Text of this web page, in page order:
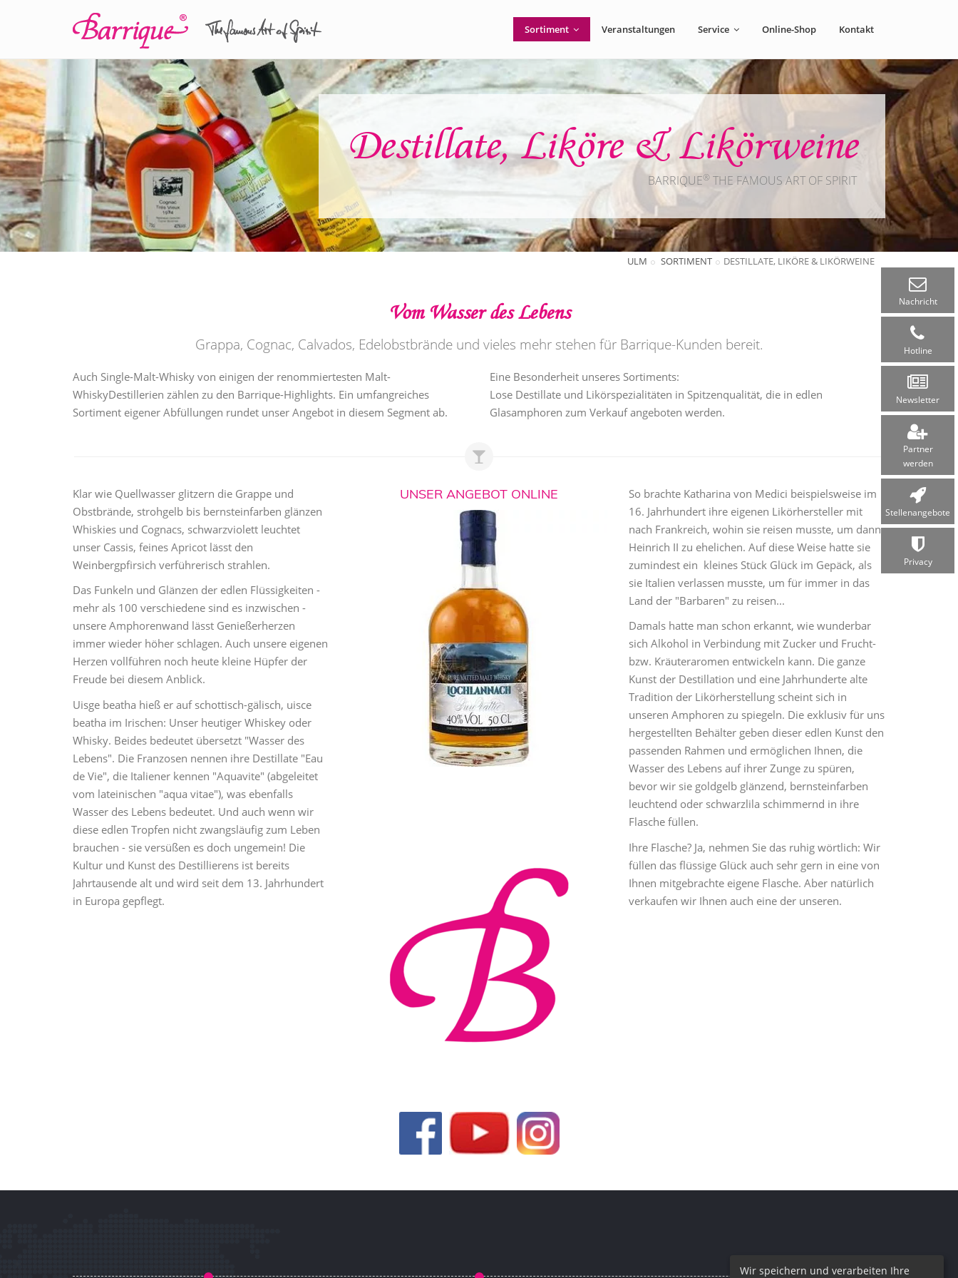
Sortiment Veranstaltungen Service Online-Shop Kontakt
Destillate, Liköre & Likörweine
BARRIQUE® THE FAMOUS ART OF SPIRIT
ULM SORTIMENT DESTILLATE, LIKÖRE & LIKÖRWEINE
Vom Wasser des Lebens
Grappa, Cognac, Calvados, Edelobstbrände und vieles mehr stehen für Barrique-Kunden bereit.
Auch Single-Malt-Whisky von einigen der renommiertesten Malt-
WhiskyDestillerien zählen zu den Barrique-Highlights. Ein umfangreiches
Sortiment eigener Abfüllungen rundet unser Angebot in diesem Segment ab.
Eine Besonderheit unseres Sortiments:
Lose Destillate und Likörspezialitäten in Spitzenqualität, die in edlen
Glasamphoren zum Verkauf angeboten werden.
Klar wie Quellwasser glitzern die Grappe und
Obstbrände, strohgelb bis bernsteinfarben glänzen
Whiskies und Cognacs, schwarzviolett leuchtet
unser Cassis, feines Apricot lässt den
Weinbergpfirsich verführerisch strahlen.
Das Funkeln und Glänzen der edlen Flüssigkeiten -
mehr als 100 verschiedene sind es inzwischen -
unsere Amphorenwand lässt Genießerherzen
immer wieder höher schlagen. Auch unsere eigenen
Herzen vollführen noch heute kleine Hüpfer der
Freude bei diesem Anblick.
Uisge beatha hieß er auf schottisch-gälisch, uisce
beatha im Irischen: Unser heutiger Whiskey oder
Whisky. Beides bedeutet übersetzt "Wasser des
Lebens". Die Franzosen nennen ihre Destillate "Eau
de Vie", die Italiener kennen "Aquavite" (abgeleitet
vom lateinischen "aqua vitae"), was ebenfalls
Wasser des Lebens bedeutet. Und auch wenn wir
diese edlen Tropfen nicht zwangsläufig zum Leben
brauchen - sie versüßen es doch ungemein! Die
Kultur und Kunst des Destillierens ist bereits
Jahrtausende alt und wird seit dem 13. Jahrhundert
in Europa gepflegt.
UNSER ANGEBOT ONLINE
So brachte Katharina von Medici beispielsweise im
16. Jahrhundert ihre eigenen Likörhersteller mit
nach Frankreich, wohin sie reisen musste, um dann
Heinrich II zu ehelichen. Auf diese Weise hatte sie
zumindest ein kleines Stück Glück im Gepäck, als
sie Italien verlassen musste, um für immer in das
Land der "Barbaren" zu reisen...
Damals hatte man schon erkannt, wie wunderbar
sich Alkohol in Verbindung mit Zucker und Frucht-
bzw. Kräuteraromen entwickeln kann. Die ganze
Kunst der Destillation und eine Jahrhunderte alte
Tradition der Likörherstellung scheint sich in
unseren Amphoren zu spiegeln. Die exklusiv für uns
hergestellten Behälter geben dieser edlen Kunst den
passenden Rahmen und ermöglichen Ihnen, die
Wasser des Lebens auf ihrer Zunge zu spüren,
bevor wir sie goldgelb glänzend, bernsteinfarben
leuchtend oder schwarzlila schimmernd in ihre
Flasche füllen.
Ihre Flasche? Ja, nehmen Sie das ruhig wörtlich: Wir
füllen das flüssige Glück auch sehr gern in eine von
Ihnen mitgebrachte eigene Flasche. Aber natürlich
verkaufen wir Ihnen auch eine der unseren.
Nachricht
Hotline
Newsletter
Partner
werden
Stellen­angebote
Privacy
Wir speichern und verarbeiten Ihre